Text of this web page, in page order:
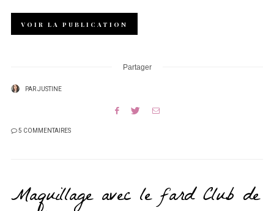
VOIR LA PUBLICATION
Partager
PARJUSTINE
5 COMMENTAIRES
Maquillage avec le fard Club de